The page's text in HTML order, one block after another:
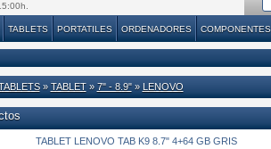
TABLETS PORTATILES ORDENADORES COMPONENTES
» TABLET» 7" - 8.9"» LENOVO
TABLET LENOVO TAB K9 8.7" 4+64 GB GRIS